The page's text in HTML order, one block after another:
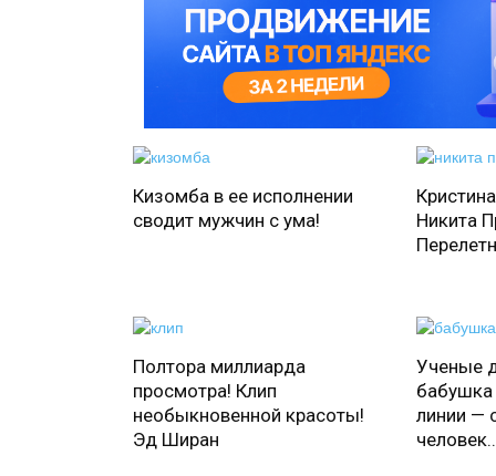
Кизомба в ее исполнении
сводит мужчин с ума!
Никита
Полтора миллиарда
просмотра! Клип
необыкновенной красоты!
Эд Ширан
Ученые
бабушка
линии —